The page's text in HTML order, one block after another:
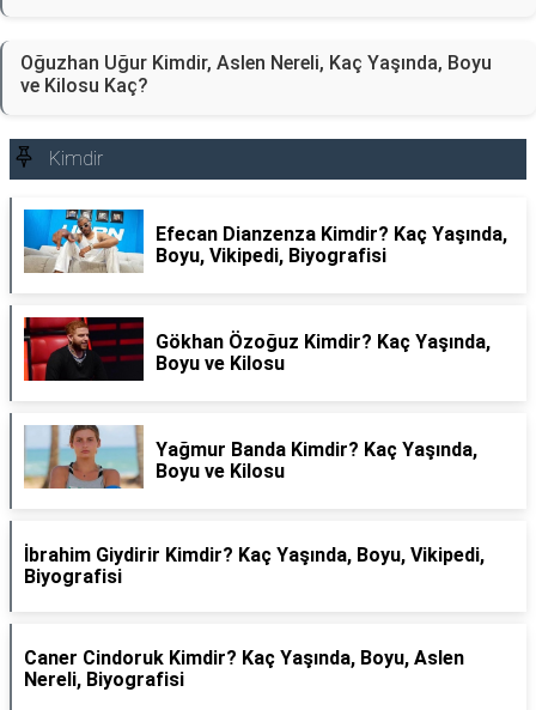
Oğuzhan Uğur Kimdir, Aslen Nereli, Kaç Yaşında, Boyu
ve Kilosu Kaç?
Kimdir
Efecan Dianzenza Kimdir? Kaç Yaşında,
Boyu, Vikipedi, Biyografisi
Gökhan Özoğuz Kimdir? Kaç Yaşında,
Boyu ve Kilosu
Yağmur Banda Kimdir? Kaç Yaşında,
Boyu ve Kilosu
İbrahim Giydirir Kimdir? Kaç Yaşında, Boyu, Vikipedi,
Biyografisi
Caner Cindoruk Kimdir? Kaç Yaşında, Boyu, Aslen
Nereli, Biyografisi